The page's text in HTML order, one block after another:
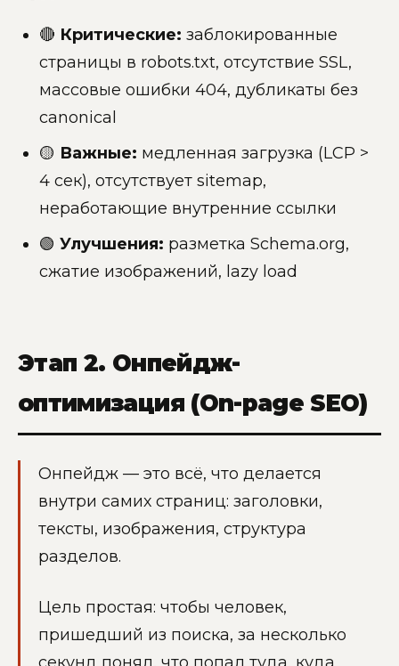
🔴 Критические: заблокированные
страницы в robots.txt, отсутствие SSL,
массовые ошибки 404, дубликаты без
canonical
🟡 Важные: медленная загрузка (LCP >
4 сек), отсутствует sitemap,
неработающие внутренние ссылки
🟢 Улучшения: разметка Schema.org,
сжатие изображений, lazy load
Этап 2. Онпейдж-
оптимизация (On-page SEO)
Онпейдж — это всё, что делается
внутри самих страниц: заголовки,
тексты, изображения, структура
разделов.
Цель простая: чтобы человек,
пришедший из поиска, за несколько
секунд понял, что попал туда, куда